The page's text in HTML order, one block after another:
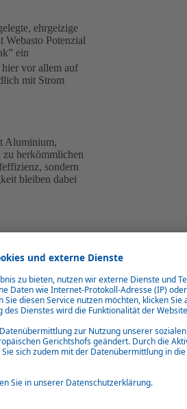
ehrgeizige
Potenzial
ein
vor allem auf
mit Strom
Aluminium,
zu herkömmlichen
sondern
bleiben dabei
umfasst auch
zu 350
einer
auch die
Engagement von
Emissionen.
CO2 e-Fußabdruck
Kunden die